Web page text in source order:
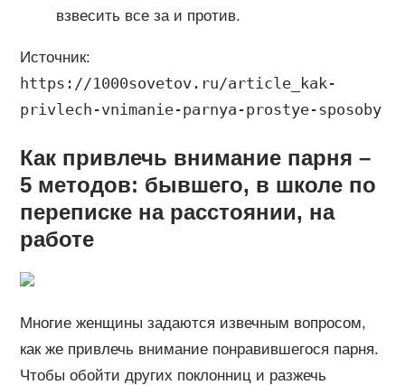
взвесить все за и против.
Источник:
https://1000sovetov.ru/article_kak-
privlech-vnimanie-parnya-prostye-sposoby
Как привлечь внимание парня –
5 методов: бывшего, в школе по
переписке на расстоянии, на
работе
Многие женщины задаются извечным вопросом,
как же привлечь внимание понравившегося парня.
Чтобы обойти других поклонниц и разжечь